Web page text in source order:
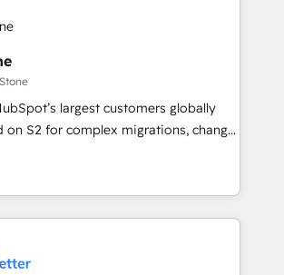
every HubSpot Hub. 🧭 From
to AI-powered automation,
into clarity, human at global
agree it is proof of trust built through
largest customers globally
on S2 for complex migrations, change
systems integration, and creative
measurable impact and
As one of the few full-
agencies in the HubSpot
to build scalable, globally